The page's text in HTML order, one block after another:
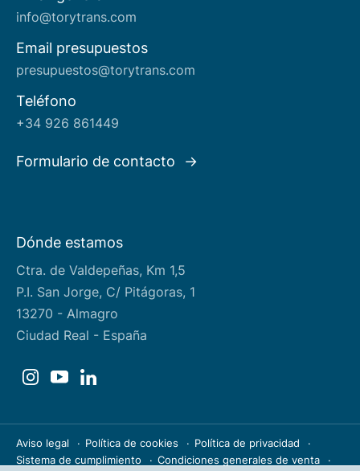
info@torytrans.com
Email presupuestos
presupuestos@torytrans.com
Teléfono
+34 926 861449
Formulario de contacto
Dónde estamos
Ctra. de Valdepeñas, Km 1,5
P.I. San Jorge, C/ Pitágoras, 1
13270 - Almagro
Ciudad Real - España
Aviso legal Política de cookies
Política de privacidad
Sistema de cumplimiento
Condiciones generales de venta